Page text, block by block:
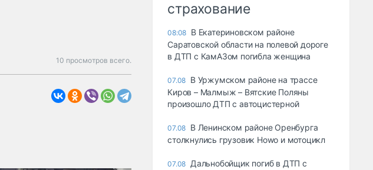
10 просмотров всего.
страхование
08:08 В Екатериновском районе
Саратовской области на полевой дороге
в ДТП с КамАЗом погибла женщина
07.08 В Уржумском районе на трассе
Киров – Малмыж – Вятские Поляны
произошло ДТП с автоцистерной
07.08 В Ленинском районе Оренбурга
столкнулись грузовик Howo и мотоцикл
07.08 Дальнобойщик погиб в ДТП с